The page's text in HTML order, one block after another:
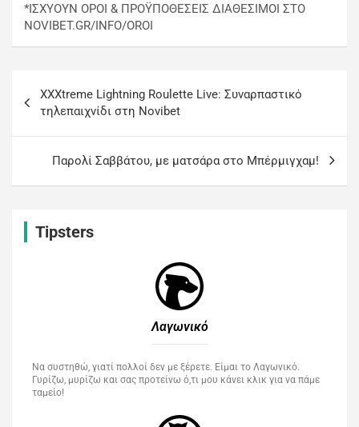
*ΙΣΧΥΟΥΝ ΟΡΟΙ & ΠΡΟΫΠΟΘΕΣΕΙΣ ΔΙΑΘΕΣΙΜΟΙ ΣΤΟ
NOVIBET.GR/INFO/OROI
XXXtreme Lightning Roulette Live: Συναρπαστικό
τηλεπαιχνίδι στη Novibet
Παρολί Σαββάτου, με ματσάρα στο Μπέρμιγχαμ!
Tipsters
Λαγωνικό
Να συστηθώ, γιατί πολλοί δεν με ξέρετε. Είμαι το Λαγωνικό.
Γυρίζω, μυρίζω και σας προτείνω ό,τι μου κάνει κλικ για να πάμε
ταμείο!